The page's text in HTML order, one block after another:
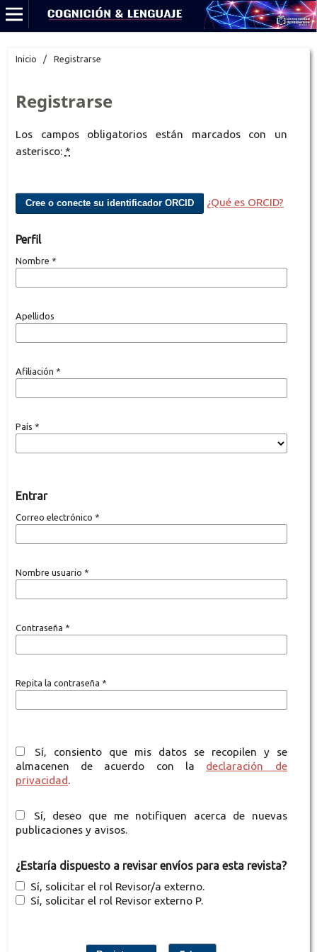
Inicio / Registrarse
Registrarse
Los campos obligatorios están marcados con un
asterisco: *
Cree o conecte su identificador ORCID ¿Qué es ORCID?
Perfil
Nombre *
Apellidos
Afiliación *
País *
Entrar
Correo electrónico *
Nombre usuario *
Contraseña *
Repita la contraseña *
almacenen de acuerdo con la declaración de
privacidad.
publicaciones y avisos.
¿Estaría dispuesto a revisar envíos para esta revista?
Sí, solicitar el rol Revisor/a externo.
Sí, solicitar el rol Revisor externo P.